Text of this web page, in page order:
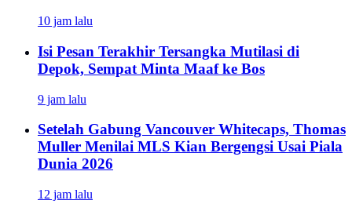
10 jam lalu
Isi Pesan Terakhir Tersangka Mutilasi di
Depok, Sempat Minta Maaf ke Bos
9 jam lalu
Setelah Gabung Vancouver Whitecaps, Thomas
Muller Menilai MLS Kian Bergengsi Usai Piala
Dunia 2026
12 jam lalu